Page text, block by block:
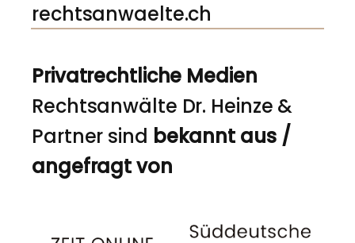
rechtsanwaelte.ch
Privatrechtliche Medien
Rechtsanwälte Dr. Heinze &
Partner sind bekannt aus /
angefragt von